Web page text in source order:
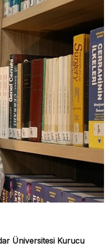
Üniversitesi Kurucu